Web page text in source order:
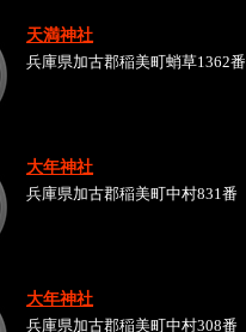
天満神社
兵庫県加古郡稲美町蛸草1362番
大年神社
兵庫県加古郡稲美町中村831番
大年神社
兵庫県加古郡稲美町中村308番